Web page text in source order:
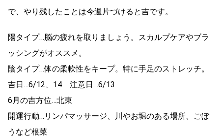
で、やり残したことは今週片づけると吉です。
陽タイプ…脳の疲れを取りましょう。スカルプケアやブラ
ッシングがオススメ。
陰タイプ…体の柔軟性をキープ。特に手足のストレッチ。
吉日…6/12、14 注意日…6/13
6月の吉方位…北東
開運行動…リンパマッサージ、川やお堀のある場所、ごぼ
うなど根菜